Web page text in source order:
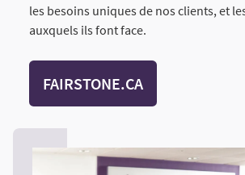
les besoins uniques de nos clients, et
auxquels ils font face.
FAIRSTONE.CA